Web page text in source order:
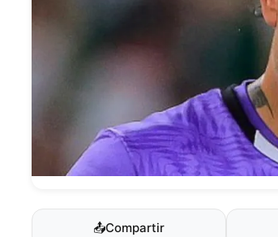
📤Compartir